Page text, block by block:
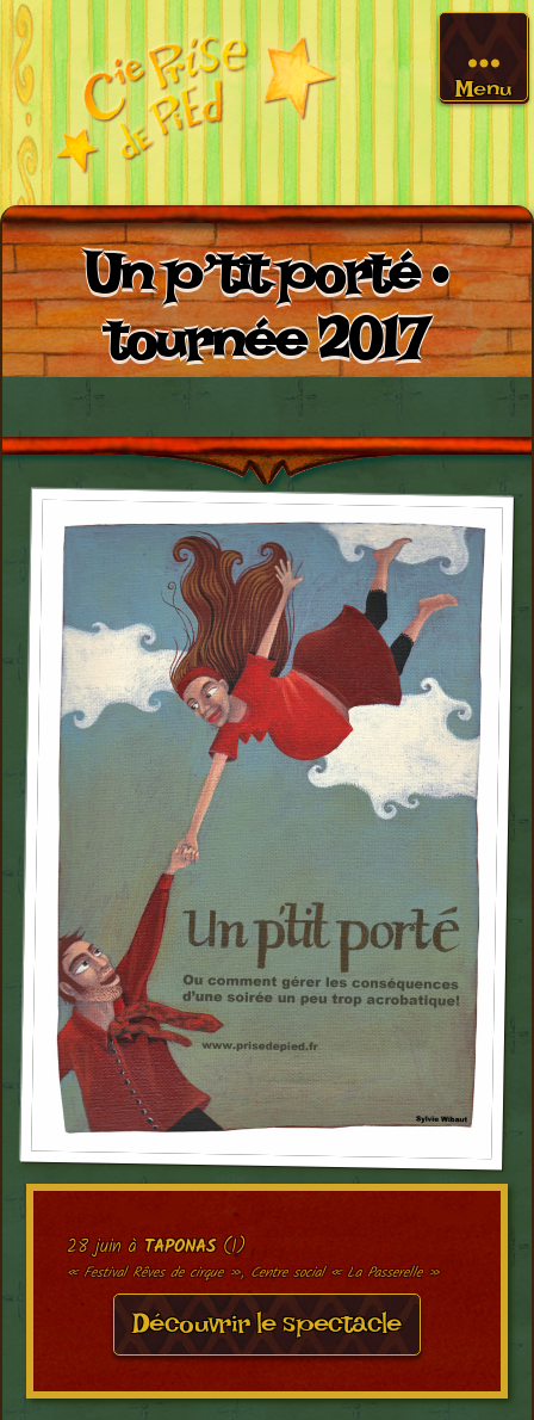
Menu
Un p’tit porté •
tournée 2017
28 juin à TAPONAS(1)
« Festival Rêves de cirque », Centre social « La Passerelle »
Découvrir le spectacle